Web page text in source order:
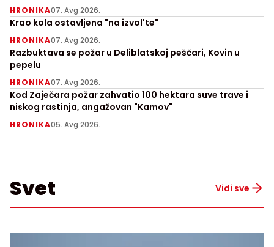
HRONIKA07. Avg 2026.
Krao kola ostavljena "na izvol'te"
HRONIKA07. Avg 2026.
Razbuktava se požar u Deliblatskoj peščari, Kovin u
pepelu
HRONIKA07. Avg 2026.
Kod Zaječara požar zahvatio 100 hektara suve trave i
niskog rastinja, angažovan "Kamov"
HRONIKA05. Avg 2026.
Svet Vidi sve